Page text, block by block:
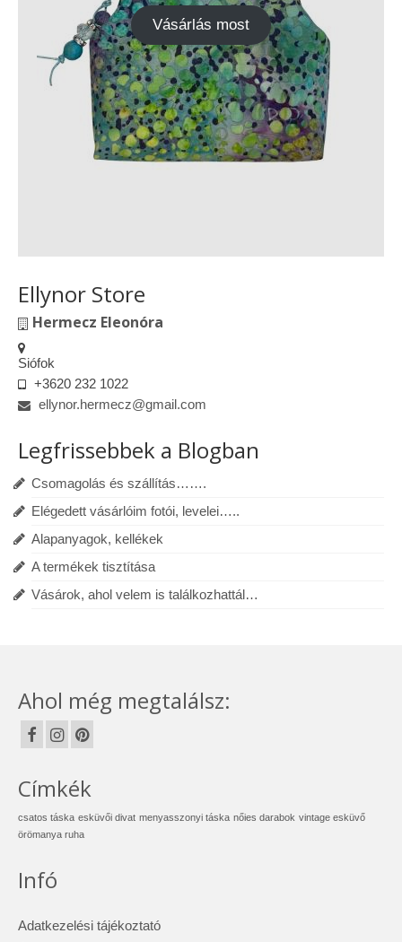
Vásárlás most
Ellynor Store
Hermecz Eleonóra
Siófok
+3620 232 1022
ellynor.hermecz@gmail.com
Legfrissebbek a Blogban
Csomagolás és szállítás…….
Elégedett vásárlóim fotói, levelei…..
Alapanyagok, kellékek
A termékek tisztítása
Vásárok, ahol velem is találkozhattál…
Ahol még megtalálsz:
Címkék
csatos táska esküvői divat menyasszonyi táska nőies darabok vintage esküvő
örömanya ruha
Infó
Adatkezelési tájékoztató